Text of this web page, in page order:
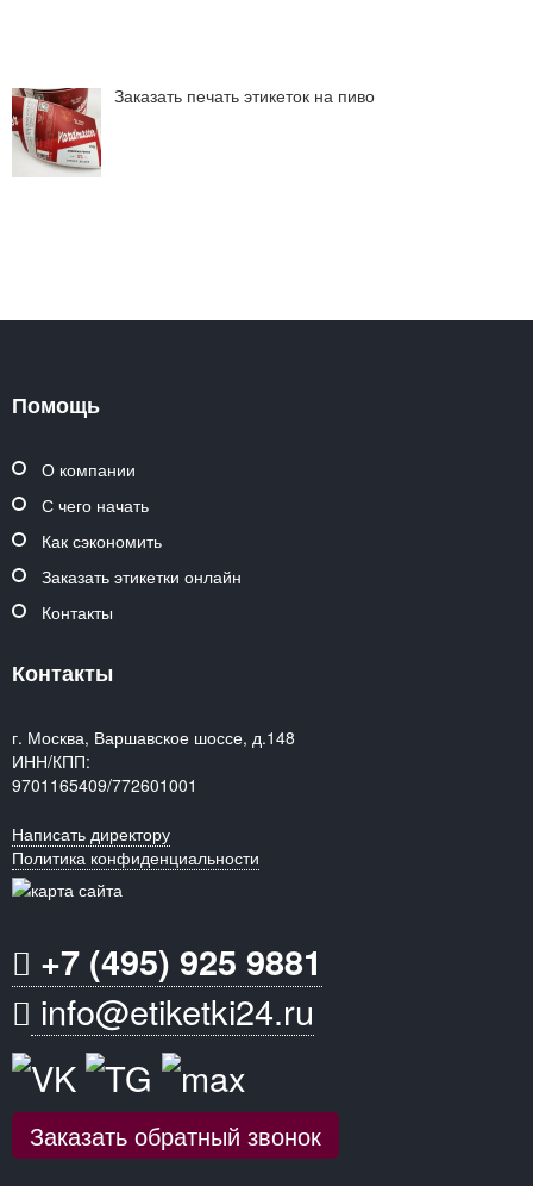
Заказать печать этикеток на пиво
Помощь
О компании
С чего начать
Как сэкономить
Заказать этикетки онлайн
Контакты
Контакты
г. Москва, Варшавское шоссе, д.148
ИНН/КПП:
9701165409/772601001
Написать директору
Политика конфиденциальности
+7 (495) 925 9881
info@etiketki24.ru
Заказать обратный звонок